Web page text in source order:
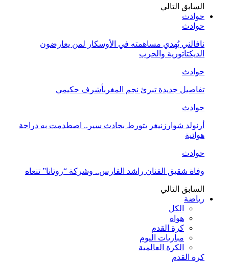
السابق التالي
حوادث
حوادث
نافالني يُهدي مساهمته في الأوسكار لمن يعارضون
الديكتاتورية والحرب
حوادث
تفاصيل جديدة تبرئ نجم المغربأشرف حكيمي
حوادث
أرنولد شوارزنيغر يتورط بحادث سير.. اصطدمت به دراجة
هوائية
حوادث
وفاة شقيق الفنان راشد الفارس.. وشركة “روتانا” تنعاه
السابق التالي
رياضة
الكل
هواة
كرة القدم
مباريات اليوم
الكرة العالمية
كرة القدم